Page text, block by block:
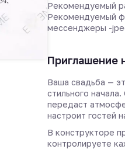
Рекомендуемый
Рекомендуемый
мессенджеры -
Приглашение
Ваша свадьба —
стильного
передаст
настроит гостей
В конструкторе
контролируете